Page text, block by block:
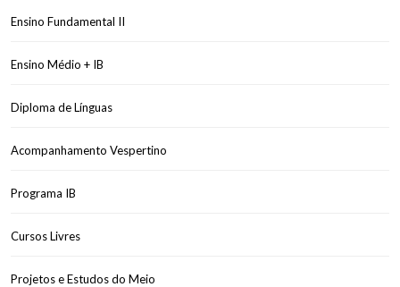
Ensino Fundamental II
Ensino Médio + IB
Diploma de Línguas
Acompanhamento Vespertino
Programa IB
Cursos Livres
Projetos e Estudos do Meio